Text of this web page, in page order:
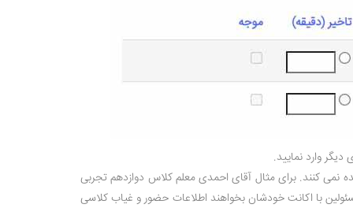
وارد نمایید.
کنند. برای مثال آقای احمدی معلم کلاس دوازدهم تجربی
با اکانت خودشان بخواهند اطلاعات حضور و غیاب کلاسی